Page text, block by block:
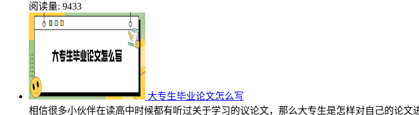
阅读量: 9433
大专生毕业论文怎么写
相信很多小伙伴在读高中时候都有听过关于学习的议论文，那么大专生是怎样对自己的论